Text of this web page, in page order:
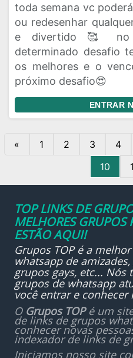
toda semana vc
ou redesenhar
e divertido 🥰
determinado desafio
os melhores e o
próximo desafio😍
ENTRAR
« 1 2 3 4
10
TOP LINKS DE
MELHORES GRUPOS
ESTÃO AQUI!
Grupos TOP é a
whatsapp de
grupos gays, etc... Nós
grupos de whatsapp
você entrar e conhecer
O Grupos TOPé um
de links de grupos
conhecer novas
indexador de links de
Iniciamos nosso site